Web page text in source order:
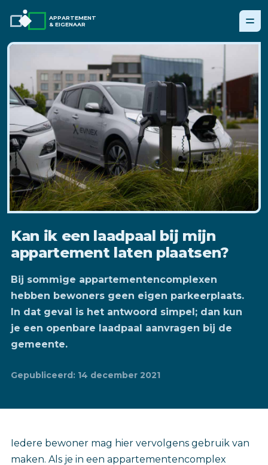
APPARTEMENT
& EIGENAAR
Kan ik een laadpaal bij mijn
appartement laten plaatsen?
Bij sommige appartementencomplexen
hebben bewoners geen eigen parkeerplaats.
In dat geval is het antwoord simpel; dan kun
je een openbare laadpaal aanvragen bij de
gemeente.
Gepubliceerd: 14 december 2021
Iedere bewoner mag hier vervolgens gebruik van
maken. Als je in een appartementencomplex